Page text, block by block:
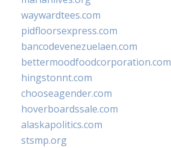
waywardtees.com
pidfloorsexpress.com
bancodevenezuelaen.com
bettermoodfoodcorporation.com
hingstonnt.com
chooseagender.com
hoverboardssale.com
alaskapolitics.com
stsmp.org